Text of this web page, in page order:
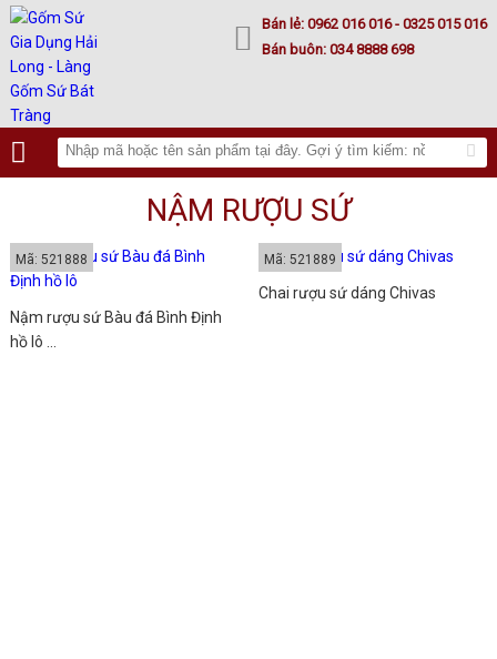
Lư hoá vàng Bán lẻ:0962 016 016 - 0325 015 016
Bán buôn:034 8888 698
NẬM RƯỢU SỨ
Nậm rượu sứ Bàu đá Bình Định
hồ lô ...
Mã: 521888
Chai rượu sứ dáng Chivas
Mã: 521889